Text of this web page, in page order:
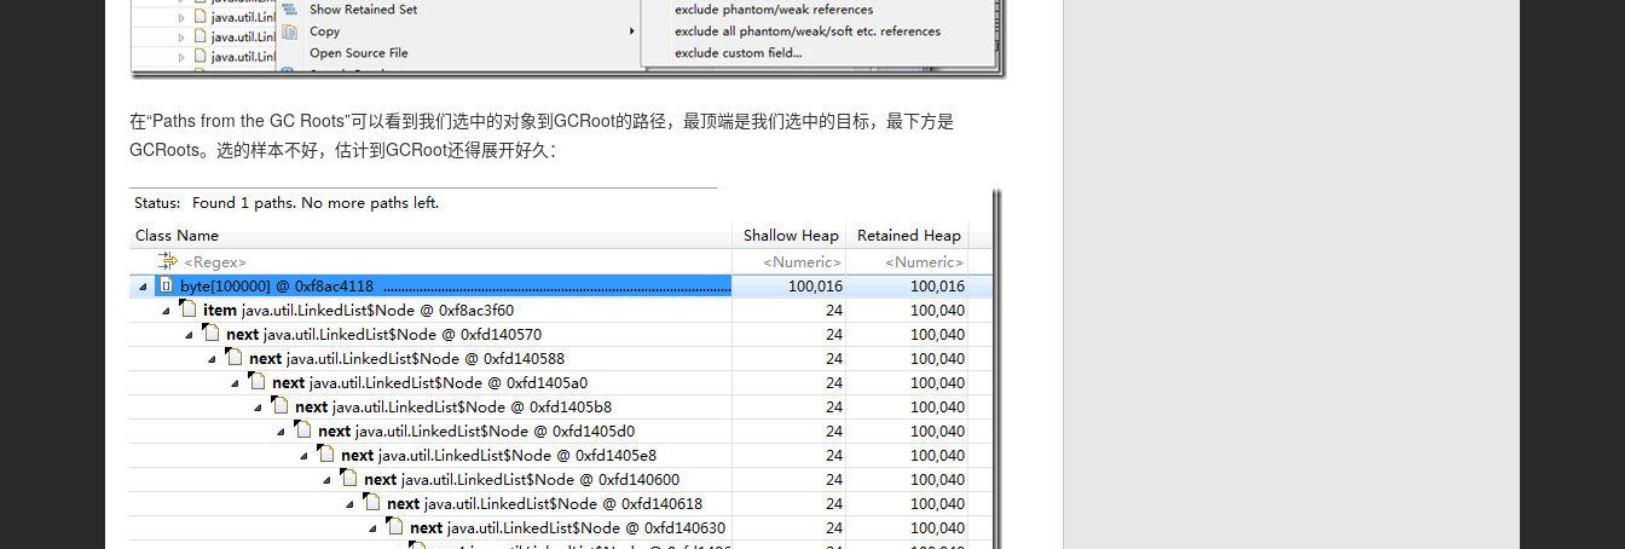
在“Paths from the GC Roots”可以看到我们选中的对象到GCRoot的路径，最顶端是我们选中的目标，最下方是
GCRoots。选的样本不好，估计到GCRoot还得展开好久：